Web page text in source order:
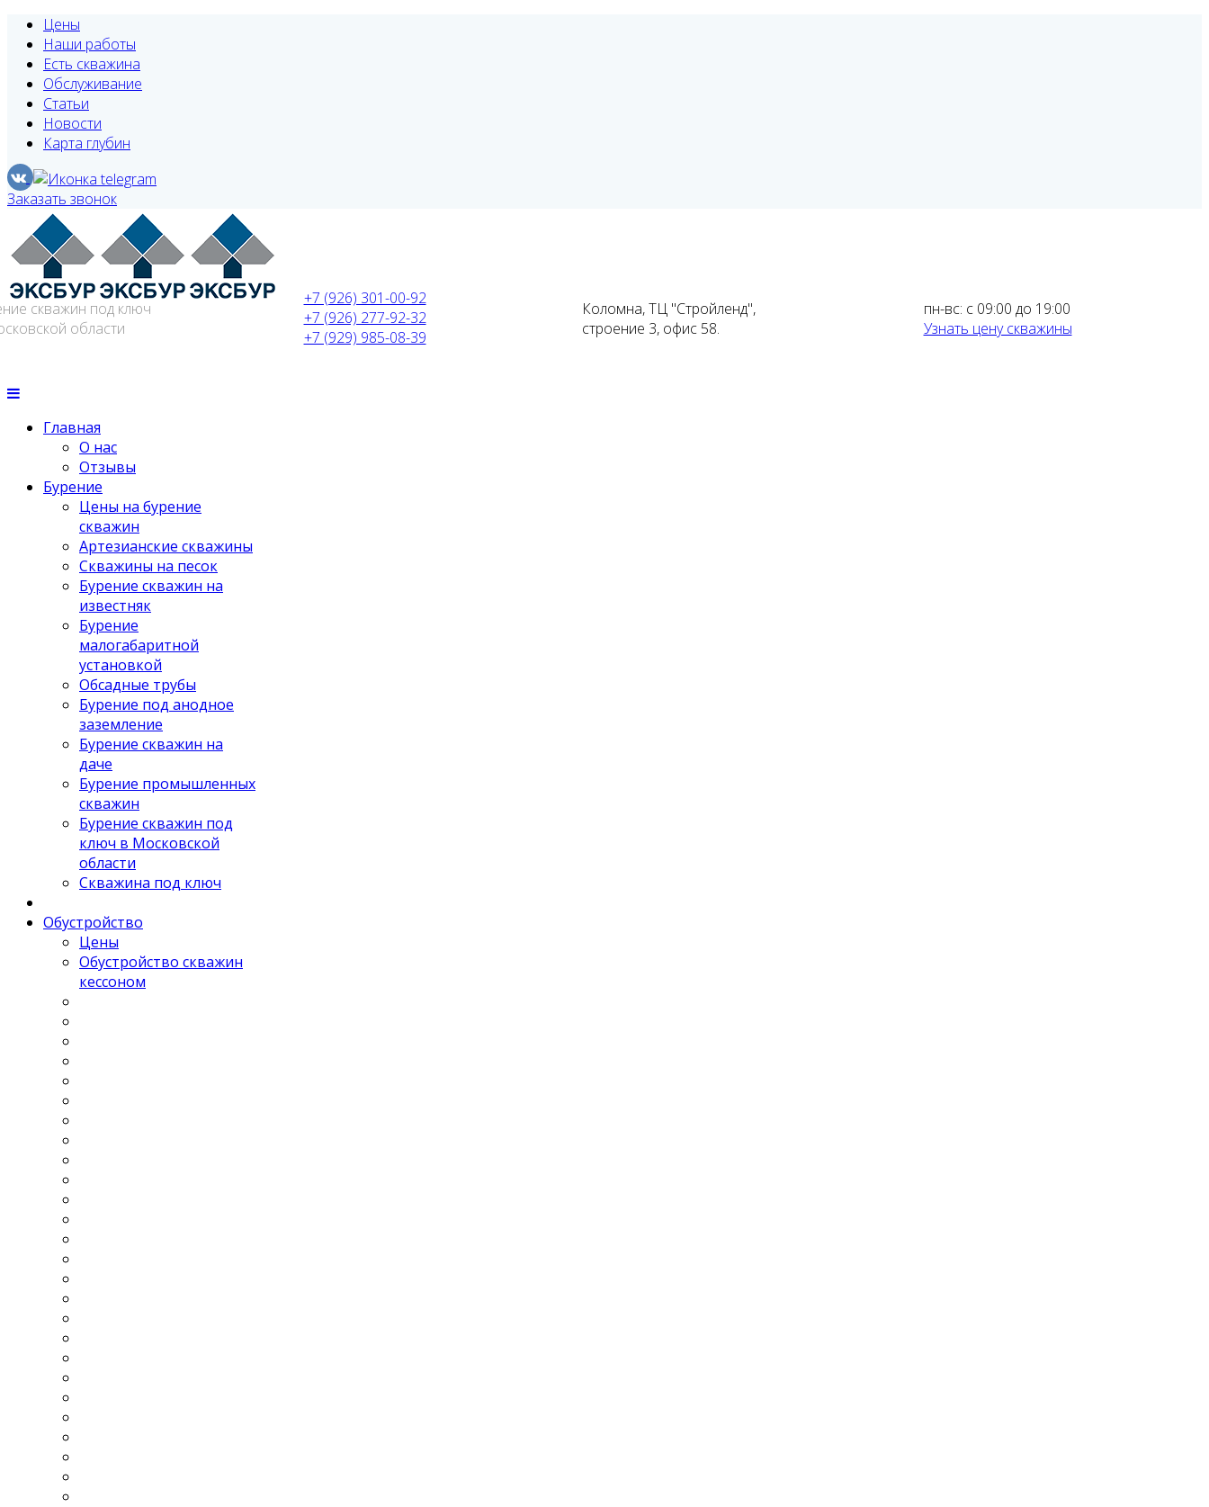
Цены
Наши работы
Есть скважина
Обслуживание
Статьи
Новости
Карта глубин
Заказать звонок
скважин под ключ
области
+7 (926) 301-00-92
+7 (926) 277-92-32
+7 (929) 985-08-39
Коломна, ТЦ "Стройленд",
строение 3, офис 58.
пн-вс: с 09:00 до 19:00
Узнать цену скважины
Главная
О нас
Отзывы
Бурение
Цены на бурение
скважин
Артезианские скважины
Скважины на песок
Бурение скважин на
известняк
Бурение
малогабаритной
установкой
Обсадные трубы
Бурение под анодное
заземление
Бурение скважин на
даче
Бурение промышленных
скважин
Бурение скважин под
ключ в Московской
области
Скважина под ключ
Обустройство
Цены
Обустройство скважин
кессоном